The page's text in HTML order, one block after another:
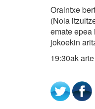
Oraintxe
(Nola
emate epea
jokoekin
19:30ak